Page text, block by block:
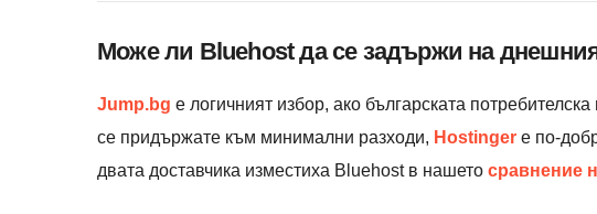
Може ли Bluehost да се задържи на днешния
Jump.bg е логичният избор, ако българската
се придържате към минимални разходи, Hostinger е по-
двата доставчика изместиха Bluehost в нашето сравнение